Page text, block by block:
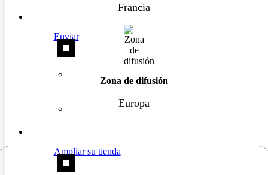
Enviar
Ampliar su tienda
Francia
Zona de difusión
Europa